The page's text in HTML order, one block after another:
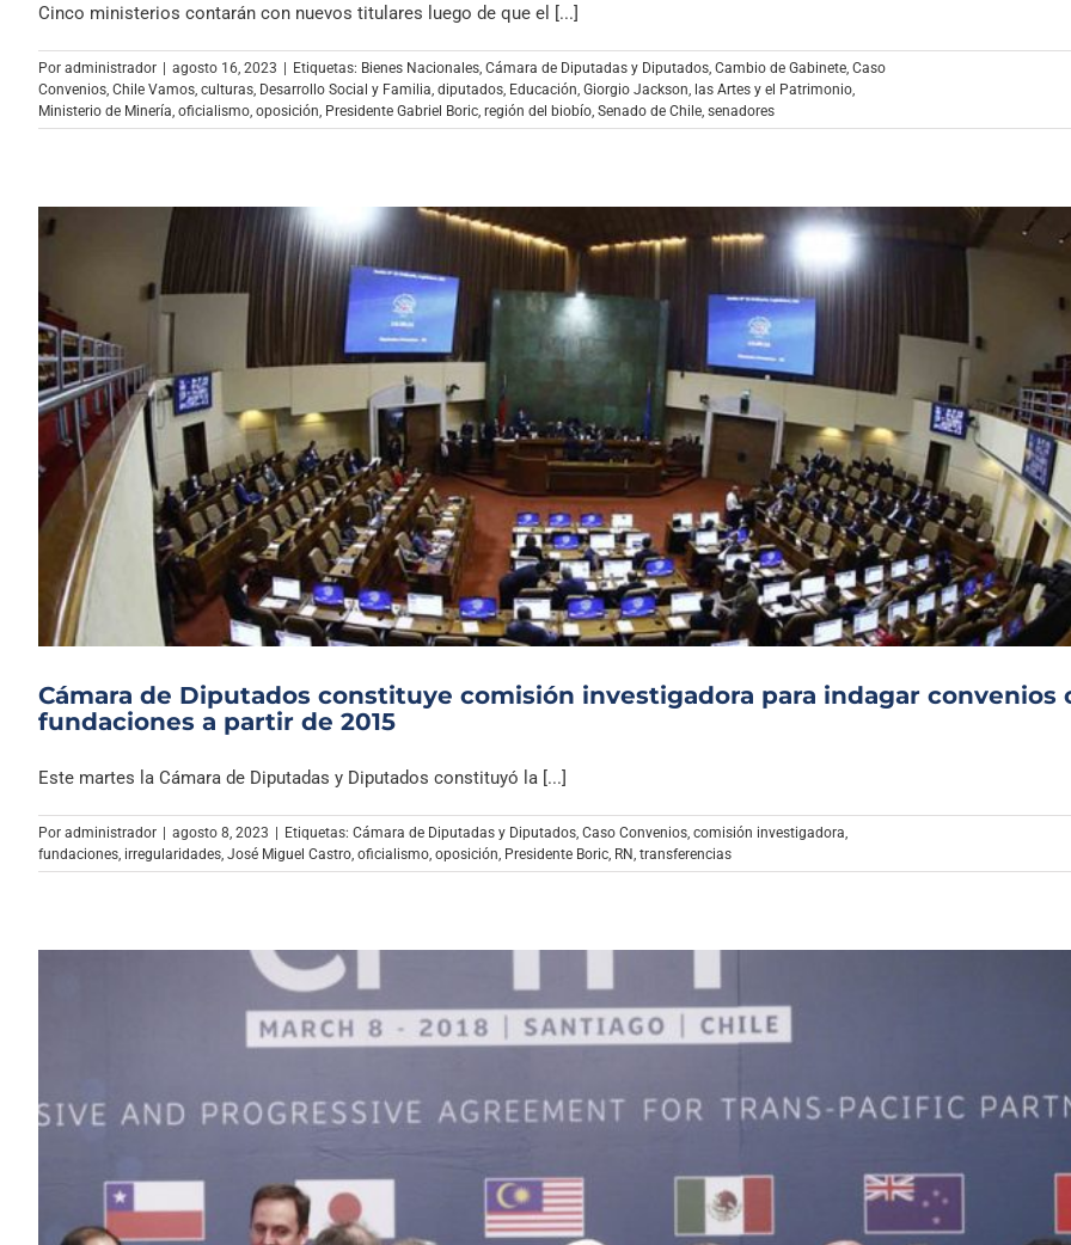
Cinco ministerios contarán con nuevos titulares luego de que el [...]
Por administrador | agosto 16, 2023 | Etiquetas: Bienes Nacionales Cámara de Diputadas y Diputados Cambio de Gabinete Caso
Convenios Chile Vamos culturas Desarrollo Social y Familia diputados Educación Giorgio Jackson las Artes y el Patrimonio
Ministerio de Minería oficialismo oposición Presidente Gabriel Boric región del biobío Senado de Chile senadores
Cámara de Diputados constituye comisión investigadora para indagar convenios
fundaciones a partir de 2015
Este martes la Cámara de Diputadas y Diputados constituyó la [...]
Por administrador agosto 8, 2023 Etiquetas: Cámara de Diputadas y Diputados, Caso Convenios, comisión investigadora,
fundaciones, irregularidades, José Miguel Castro, oficialismo, oposición, Presidente Boric, RN, transferencias